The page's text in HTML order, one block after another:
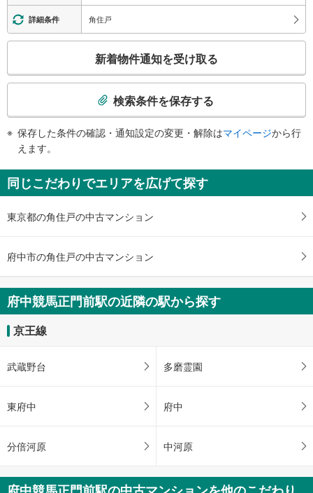
《多機能トイレ》
・改札内
スロープ
・点字案内（券売機・運賃表・階段手すり）
詳細条件 角住戸
検
知
を
け
る
・
件
を
マ
イ
ー
に
す
新着物件通知を受け取る
検索条件を保存する
保存した条件の確認・通知設定の変更・解除はマイページから行
えます。
同じこだわりでエリアを広げて探す
東京都の角住戸の中古マンション
府中市の角住戸の中古マンション
府中競馬正門前駅の近隣の駅から探す
京王線
武蔵野台 多磨霊園
東府中 府中
分倍河原 中河原